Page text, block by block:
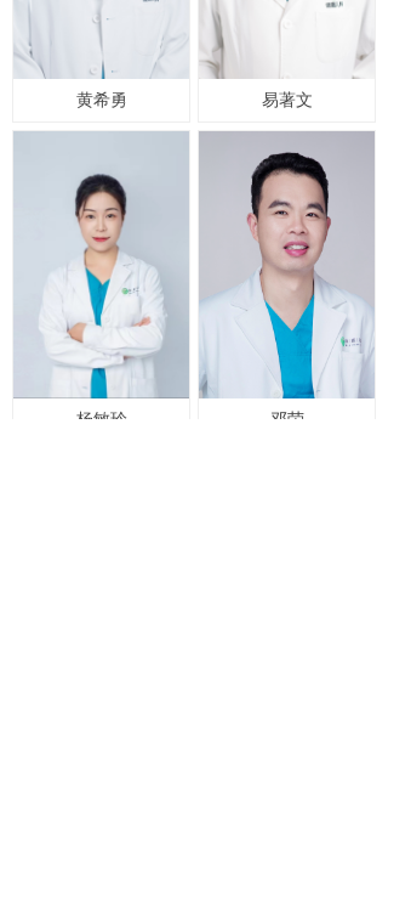
黄希勇 易著文
杨敏玲 邓荣